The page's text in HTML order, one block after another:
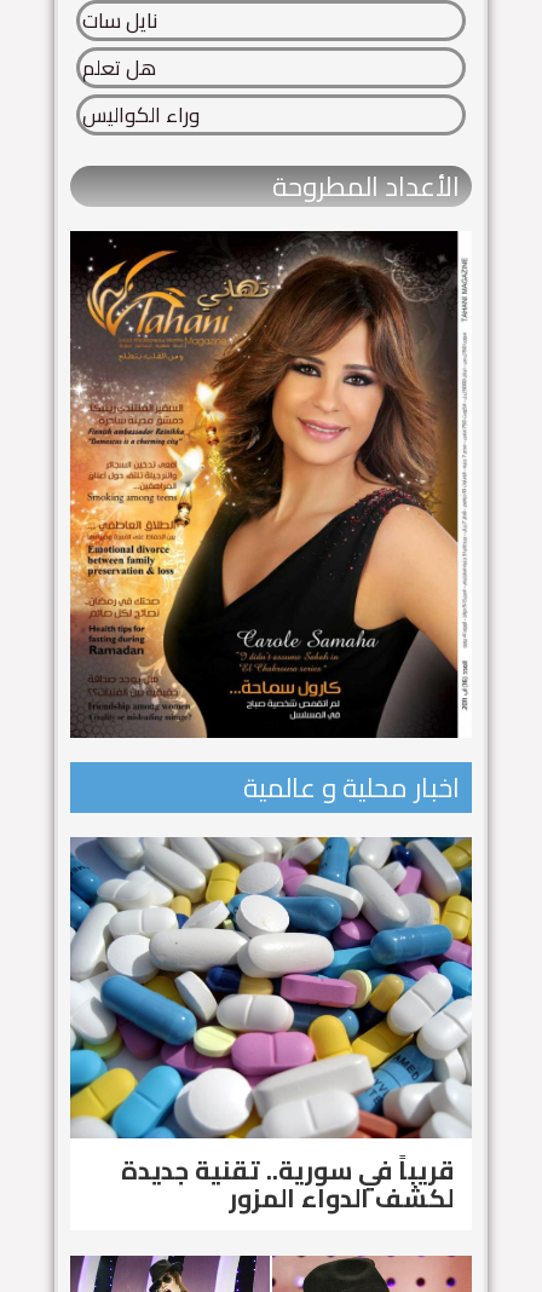
نايل سات
هل تعلم
وراء الكواليس
الأعداد المطروحة​
اخبار محلية و عالمية
قريباً في سورية.. تقنية جديدة
لكشف الدواء المزور